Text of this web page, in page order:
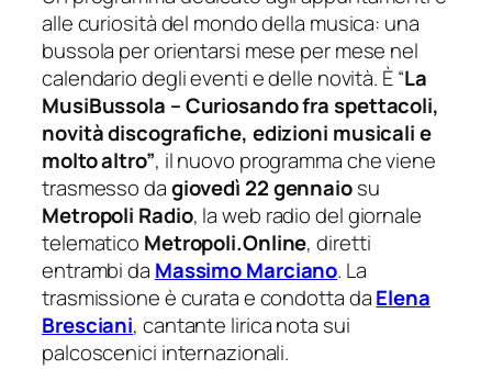
alle curiosità del mondo della musica: una
bussola per orientarsi mese per mese nel
calendario degli eventi e delle novità. È “La
MusiBussola – Curiosando fra spettacoli,
novità discografiche, edizioni musicali e
molto altro”, il nuovo programma che viene
trasmesso dagiovedì 22 gennaiosu
Metropoli Radio, la web radio del giornale
telematico Metropoli.Online, diretti
entrambi da Massimo Marciano. La
trasmissione è curata e condotta daElena
Bresciani, cantante lirica nota sui
palcoscenici internazionali.